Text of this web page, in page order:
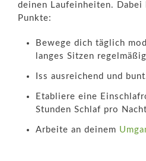
deinen Laufeinheiten.
Punkte:
Bewege dich täglich
langes Sitzen
Iss ausreichend und
Etabliere eine
Stunden Schlaf pro
Arbeite an deinem